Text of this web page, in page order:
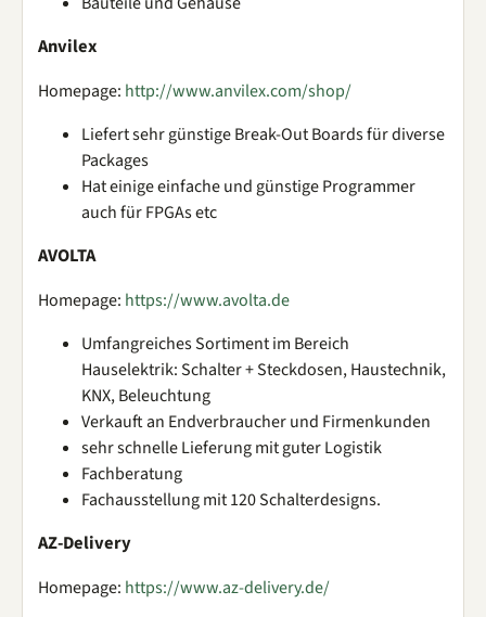
Anvilex
Homepage: http://www.anvilex.com/shop/
Liefert sehr günstige Break-Out Boards für diverse
Packages
Hat einige einfache und günstige Programmer
auch für FPGAs etc
AVOLTA
Homepage: https://www.avolta.de
Umfangreiches Sortiment im Bereich
Hauselektrik: Schalter + Steckdosen, Haustechnik,
KNX, Beleuchtung
Verkauft an Endverbraucher und Firmenkunden
sehr schnelle Lieferung mit guter Logistik
Fachberatung
Fachausstellung mit 120 Schalterdesigns.
AZ-Delivery
Homepage: https://www.az-delivery.de/